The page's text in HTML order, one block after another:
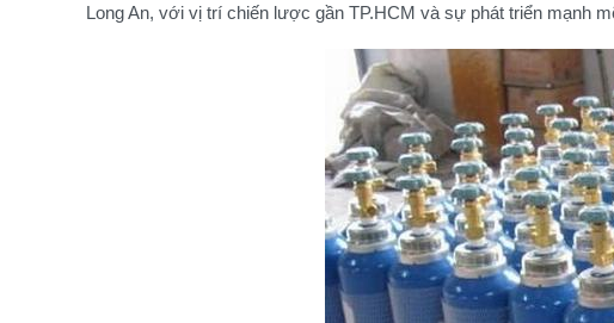
Long An, với vị trí chiến lược gần TP.HCM và sự phát triển mạnh